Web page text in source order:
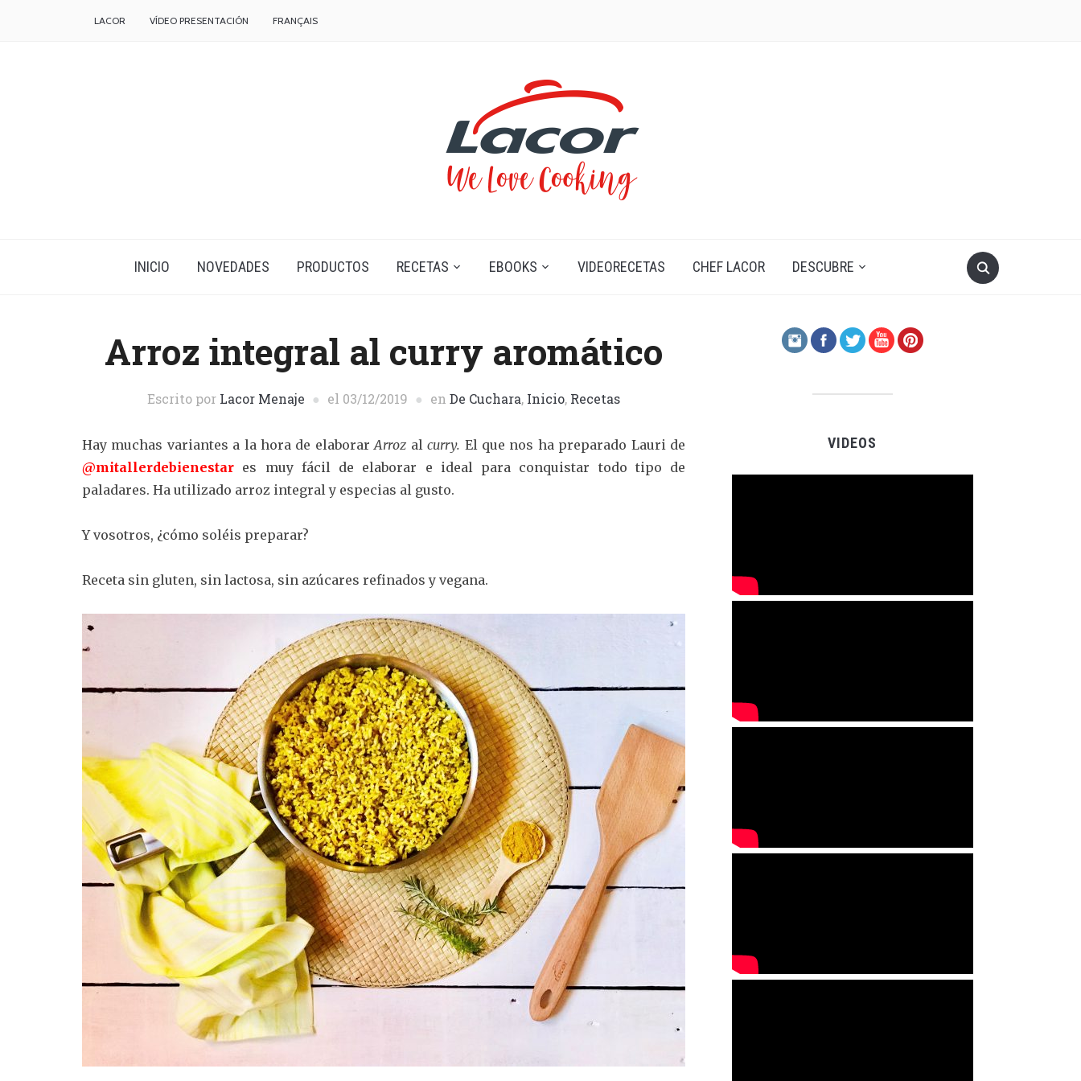
LACOR VÍDEO PRESENTACIÓN FRANÇAIS
INICIO NOVEDADES PRODUCTOS RECETAS EBOOKS VIDEORECETAS CHEF LACOR DESCUBRE
Arroz integral al curry aromático
Escrito por Lacor Menaje el 03/12/2019 en De Cuchara, Inicio, Recetas
Hay muchas variantes a la hora de elaborarArroz alcurry. El que nos ha preparado Lauri de
@mitallerdebienestar es muy fácil de elaborar e ideal para conquistar todo tipo de
paladares. Ha utilizado arroz integral y especias al gusto.
Y vosotros, ¿cómo soléis preparar?
Receta sin gluten, sin lactosa, sin azúcares refinados y vegana.
VIDEOS